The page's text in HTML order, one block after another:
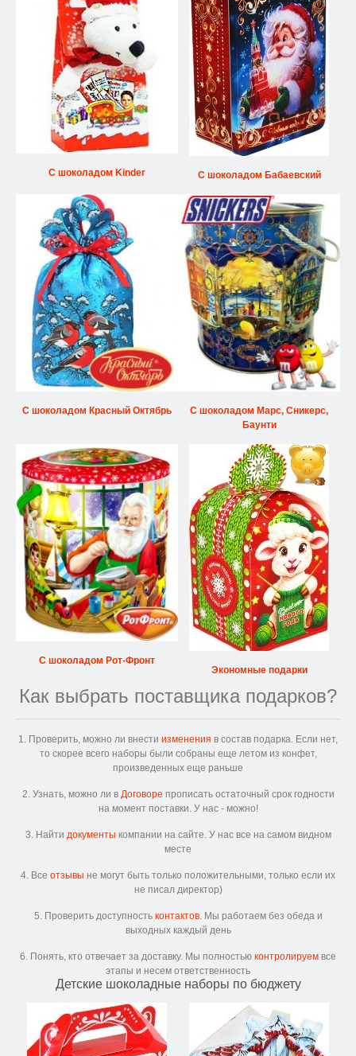
С шоколадом Kinder С шоколадом Бабаевский
С шоколадом Красный Октябрь
С шоколадом Марс, Сникерс,
Баунти
С шоколадом Рот-Фронт
Экономные подарки
Как выбрать поставщика подарков?
1. Проверить, можно ли внести изменения в состав подарка. Если нет,
то скорее всего наборы были собраны еще летом из конфет,
произведенных еще раньше
2. Узнать, можно ли в Договоре прописать остаточный срок годности
на момент поставки. У нас - можно!
3. Найти документы компании на сайте. У нас все на самом видном
месте
4. Все отзывы не могут быть только положительными, только если их
не писал директор)
5. Проверить доступность контактов. Мы работаем без обеда и
выходных каждый день
6. Понять, кто отвечает за доставку. Мы полностью контролируем все
этапы и несем ответственность
Детские шоколадные наборы по бюджету